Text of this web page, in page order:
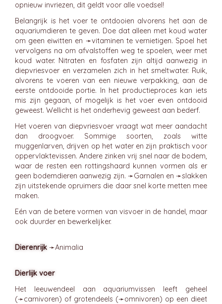
opnieuw invriezen, dit geldt voor alle voedsel!
Belangrijk is het voer te ontdooien alvorens het aan de
aquariumdieren te geven. Doe dat alleen met koud water
om geen eiwitten en ➛vitaminen te vernietigen. Spoel het
vervolgens na om afvalstoffen weg te spoelen, weer met
koud water. Nitraten en fosfaten zijn altijd aanwezig in
diepvriesvoer en verzamelen zich in het smeltwater. Ruik,
alvorens te voeren van een nieuwe verpakking, aan de
eerste ontdooide portie. In het productieproces kan iets
mis zijn gegaan, of mogelijk is het voer even ontdooid
geweest. Wellicht is het onderhevig geweest aan bederf.
Het voeren van diepvriesvoer vraagt wat meer aandacht
dan droogvoer. Sommige soorten, zoals witte
muggenlarven, drijven op het water en zijn praktisch voor
oppervlaktevissen. Andere zinken vrij snel naar de bodem,
waar de resten een rottingshaard kunnen vormen als er
geen bodemdieren aanwezig zijn. ➛Garnalen en ➛slakken
zijn uitstekende opruimers die daar snel korte metten mee
maken.
Eén van de betere vormen van visvoer in de handel, maar
ook duurder en bewerkelijker.
Dierenrijk ➛Animalia
Dierlijk voer
Het leeuwendeel aan aquariumvissen leeft geheel
(➛carnivoren) of grotendeels (➛omnivoren) op een dieet